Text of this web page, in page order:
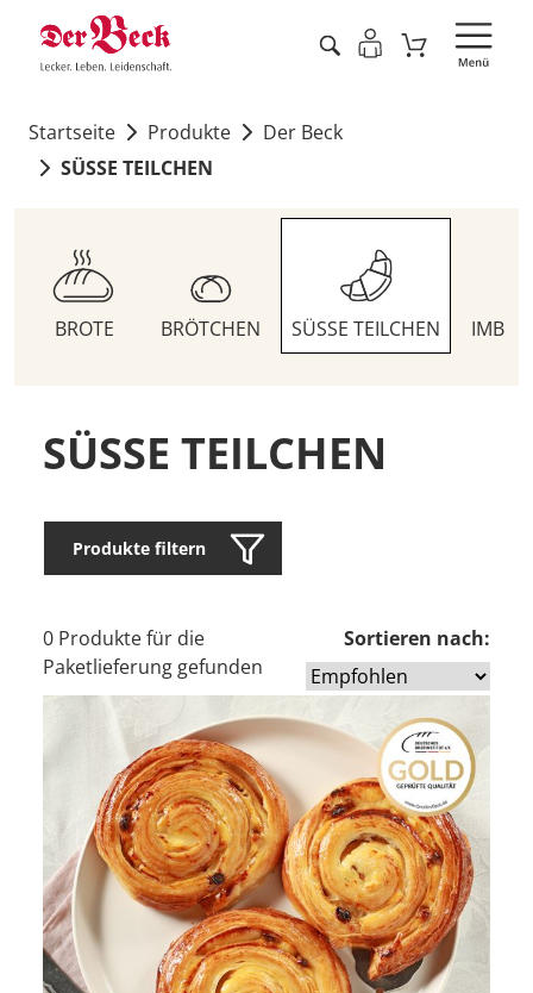
Startseite Produkte
Der Beck
SÜSSE TEILCHEN
BROTE BRÖTCHEN SÜSSE TEILCHEN
SÜSSE TEILCHEN
Produkte filtern
0 Produkte für die
Paketlieferung gefunden
Sortieren nach: